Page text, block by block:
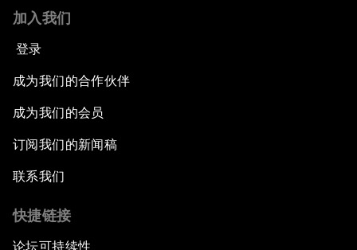
加入我们
登录
成为我们的合作伙伴
成为我们的会员
订阅我们的新闻稿
联系我们
快捷链接
论坛可持续性